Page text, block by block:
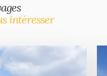
intéresser